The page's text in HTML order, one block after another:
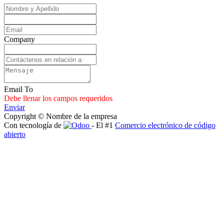
Company
Email To
Debe llenar los campos requeridos
Enviar
Copyright © Nombre de la empresa
Con tecnología de
- El #1 Comercio electrónico de código
abierto